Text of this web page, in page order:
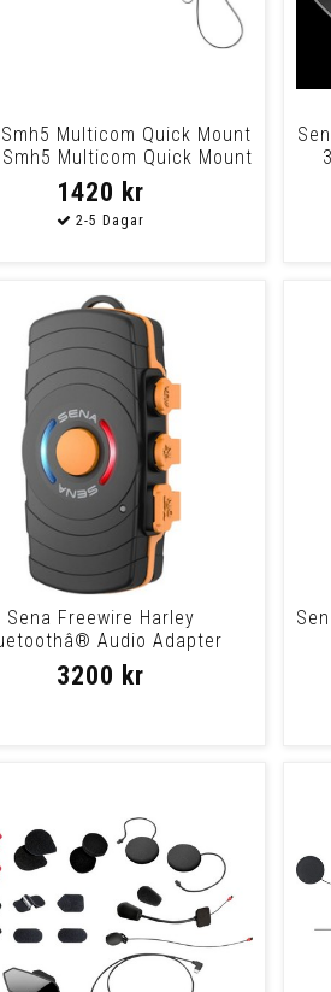
Multicom Quick Mount
Multicom Quick Mount
1420 kr
Sena Freewire Harley
Audio Adapter
Freewire Harley-Davidso
3200 kr